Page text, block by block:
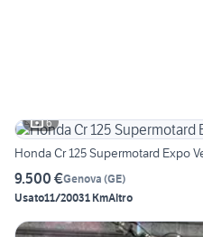
6
Honda Cr 125 Supermotard Expo
9.500 €Genova (GE)
Usato11/20031 KmAltro